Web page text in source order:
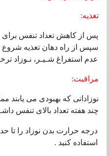
تغذیه‌:
پس‌ از کاهش‌ تعداد تنفس‌ برای‌
سپس‌ از راه دهان تغذیه‌
عدم استفراغ شـیـر، نـوزاد
مراقبت‌:
نوزادانی‌ که‌ بهبودی‌ می‌
چند هفته‌ تعداد بالای‌ تنفس‌
درجه‌ حرارت بدن نوزاد را تا حد
استفاده کنید .